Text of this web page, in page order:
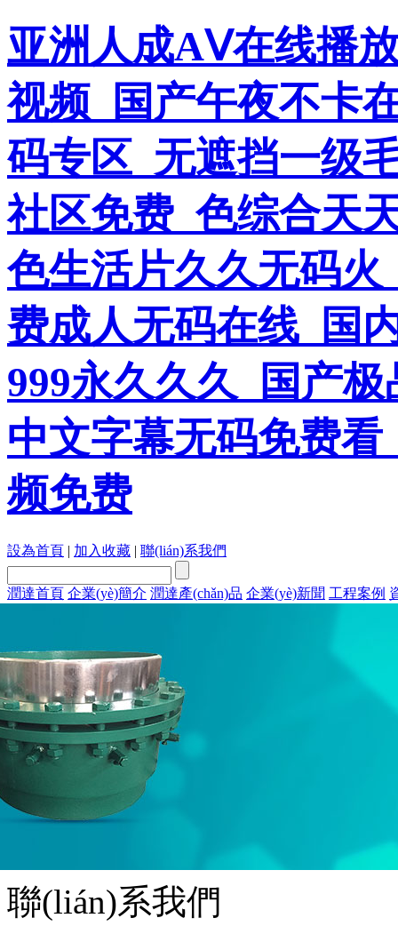
亚洲人成AⅤ在线播
视频_国产午夜不卡
码专区_无遮挡一级
社区免费_色综合天
色生活片久久无码
费成人无码在线_国
999永久久久_国产
中文字幕无码免费
频免费
設為首頁 | 加入收藏 | 聯(lián)系我們
潤達首頁 企業(yè)簡介 潤達產(chǎn)品 企業(yè)新聞 工程案例
聯(lián)系我們